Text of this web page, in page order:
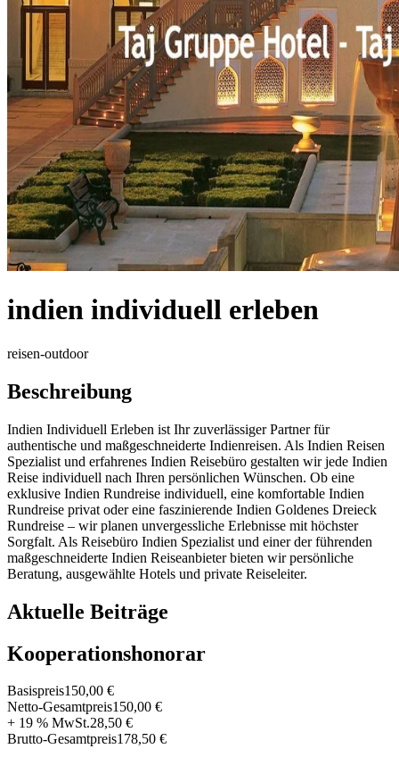
indien individuell erleben
reisen-outdoor
Beschreibung
Indien Individuell Erleben ist Ihr zuverlässiger Partner für
authentische und maßgeschneiderte Indienreisen. Als Indien Reisen
Spezialist und erfahrenes Indien Reisebüro gestalten wir jede Indien
Reise individuell nach Ihren persönlichen Wünschen. Ob eine
exklusive Indien Rundreise individuell, eine komfortable Indien
Rundreise privat oder eine faszinierende Indien Goldenes Dreieck
Rundreise – wir planen unvergessliche Erlebnisse mit höchster
Sorgfalt. Als Reisebüro Indien Spezialist und einer der führenden
maßgeschneiderte Indien Reiseanbieter bieten wir persönliche
Beratung, ausgewählte Hotels und private Reiseleiter.
Aktuelle Beiträge
Kooperationshonorar
Basispreis150,00 €
Netto-Gesamtpreis150,00 €
+ 19 % MwSt.28,50 €
Brutto-Gesamtpreis178,50 €